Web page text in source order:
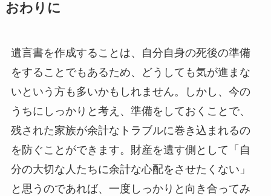
おわりに
遺言書を作成することは、自分自身の死後の準備
をすることでもあるため、どうしても気が進まな
いという方も多いかもしれません。しかし、今の
うちにしっかりと考え、準備をしておくことで、
残された家族が余計なトラブルに巻き込まれるの
を防ぐことができます。財産を遺す側として「自
分の大切な人たちに余計な心配をさせたくない」
と思うのであれば、一度しっかりと向き合ってみ